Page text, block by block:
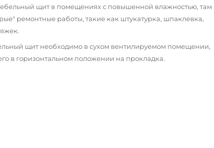
щит в помещениях с повышенной влажностью, там
ремонтные работы, такие как штукатурка, шпаклевка,
щит необходимо в сухом вентилируемом помещении,
в горизонтальном положении на прокладка.